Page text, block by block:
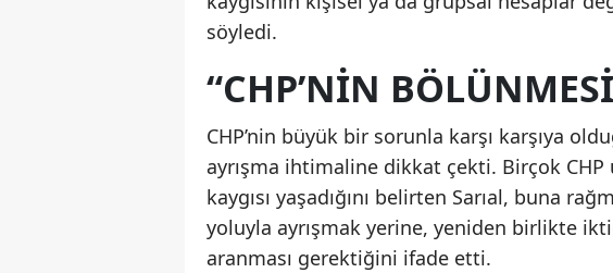
söyledi.
“CHP’NİN
CHP’nin büyük bir sorunla karşı karşıya
ayrışma ihtimaline dikkat çekti. Birçok
kaygısı yaşadığını belirten Sarıal, buna
yoluyla ayrışmak yerine, yeniden birlikte
aranması gerektiğini ifade etti.